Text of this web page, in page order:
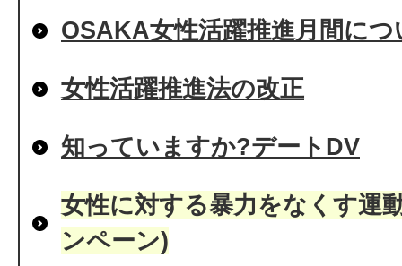
OSAKA女性活躍推進月間につ
女性活躍推進法の改正
知っていますか?デートDV
女性に対する暴力をなくす運
ンペーン)